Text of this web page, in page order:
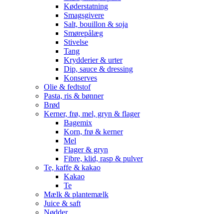
Køderstatning
Smagsgivere
Salt, bouillon & soja
Smørepålæg
Stivelse
Tang
Krydderier & urter
Dip, sauce & dressing
Konserves
Olie & fedtstof
Pasta, ris & bønner
Brød
Kerner, frø, mel, gryn & flager
Bagemix
Korn, frø & kerner
Mel
Flager & gryn
Fibre, klid, rasp & pulver
Te, kaffe & kakao
Kakao
Te
Mælk & plantemælk
Juice & saft
Nødder